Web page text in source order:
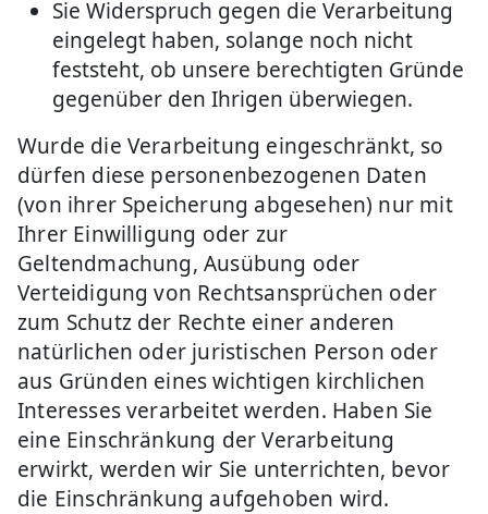
Sie Widerspruch gegen die Verarbeitung
eingelegt haben, solange noch nicht
feststeht, ob unsere berechtigten Gründe
gegenüber den Ihrigen überwiegen.
Wurde die Verarbeitung eingeschränkt, so
dürfen diese personenbezogenen Daten
(von ihrer Speicherung abgesehen) nur mit
Ihrer Einwilligung oder zur
Geltendmachung, Ausübung oder
Verteidigung von Rechtsansprüchen oder
zum Schutz der Rechte einer anderen
natürlichen oder juristischen Person oder
aus Gründen eines wichtigen kirchlichen
Interesses verarbeitet werden. Haben Sie
eine Einschränkung der Verarbeitung
erwirkt, werden wir Sie unterrichten, bevor
die Einschränkung aufgehoben wird.